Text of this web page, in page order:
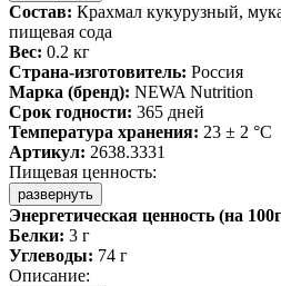
Состав: Крахмал кукурузный,
пищевая сода
Вес: 0.2 кг
Страна-изготовитель: Россия
Марка (бренд): NEWA Nutrition
Срок годности: 365 дней
Температура хранения: 23 ± 2 °C
Артикул: 2638.3331
Пищевая ценность:
развернуть
Энергетическая ценность (на
Белки: 3 г
Углеводы: 74 г
Описание: